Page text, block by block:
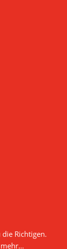
Richtigen.
mehr…